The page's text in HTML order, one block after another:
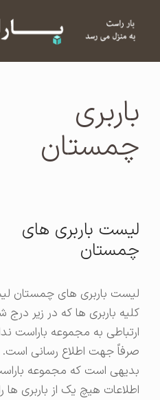
باربری
چمستان
لیست باربری های
چمستان
لیست باربری های چمستان لیست
کلیه باربری ها که در زیر درج شده
ارتباطی به مجموعه باراست ندارد و
صرفاً جهت اطلاع رسانی است.
بدیهی است که مجموعه باراست
اطلاعات هیچ یک از باربری ها را نه